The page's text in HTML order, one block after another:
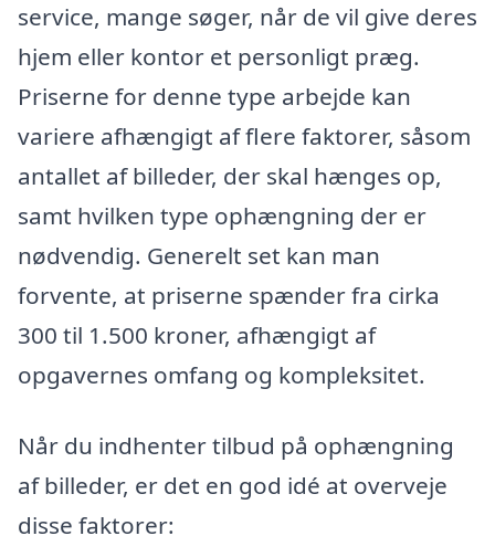
service, mange søger, når de vil give deres
hjem eller kontor et personligt præg.
Priserne for denne type arbejde kan
variere afhængigt af flere faktorer, såsom
antallet af billeder, der skal hænges op,
samt hvilken type ophængning der er
nødvendig. Generelt set kan man
forvente, at priserne spænder fra cirka
300 til 1.500 kroner, afhængigt af
opgavernes omfang og kompleksitet.
Når du indhenter tilbud på ophængning
af billeder, er det en god idé at overveje
disse faktorer: